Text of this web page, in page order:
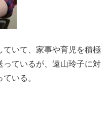
いて、家事や育児を積極
っているが、遠山玲子に対
いる。